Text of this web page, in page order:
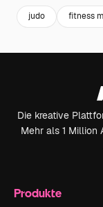
judo fitness
Die kreative
Mehr als 1 Million
Produkte